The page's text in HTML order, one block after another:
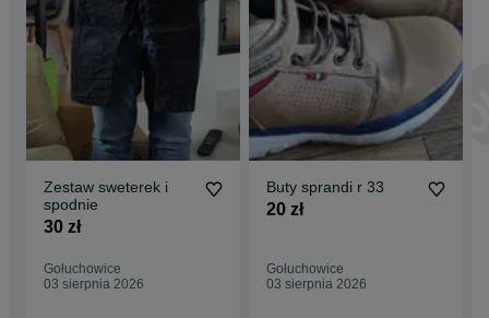
Zestaw sweterek i
spodnie
30 zł
Gołuchowice
03 sierpnia 2026
Buty sprandi r 33
20 zł
Gołuchowice
03 sierpnia 2026